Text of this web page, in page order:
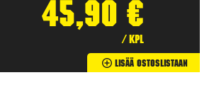
45,90 €
/ kpl
Lisää Ostoslistaan